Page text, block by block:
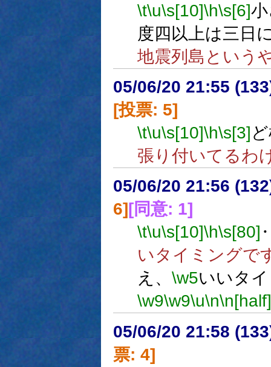
\t\u\s[10]\h\s[6]
度四以上は三日
地震列島という
05/06/20 21:55
[投票: 5]
\t\u\s[10]\h\s[3]
張り付いてるわ
05/06/20 21:56
6] [同意: 1]
\t\u\s[10]\h\s[80]
いタイミングで
え、 \w5いいタ
\w9\w9\u\n\n[half]
05/06/20 21:58
票: 4]